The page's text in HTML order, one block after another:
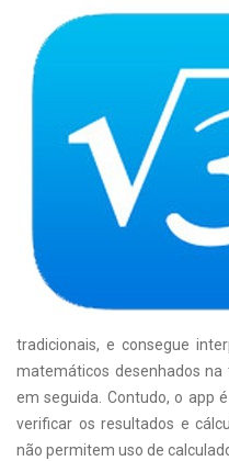
tradicionais, e consegue
matemáticos desenhados na
em seguida. Contudo, o app
verificar os resultados e
não permitem uso de